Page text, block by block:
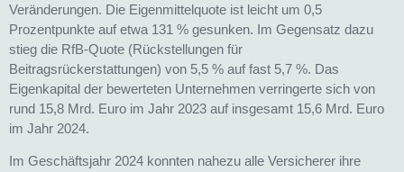
Veränderungen. Die Eigenmittelquote ist leicht um 0,5
Prozentpunkte auf etwa 131 % gesunken. Im Gegensatz dazu
stieg die RfB-Quote (Rückstellungen für
Beitragsrückerstattungen) von 5,5 % auf fast 5,7 %. Das
Eigenkapital der bewerteten Unternehmen verringerte sich von
rund 15,8 Mrd. Euro im Jahr 2023 auf insgesamt 15,6 Mrd. Euro
im Jahr 2024.
Im Geschäftsjahr 2024 konnten nahezu alle Versicherer ihre